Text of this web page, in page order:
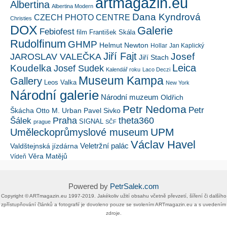
Albertina Albertina Modern
Christies CZECH PHOTO CENTRE Dana Kyndrová
DOX Febiofest film František Skála Galerie
Rudolfinum GHMP Helmut Newton Hollar Jan Kaplický
JAROSLAV VALEČKA Jiří Fajt Jiří Stach Josef
Koudelka Josef Sudek Kalendář roku Laco Deczi Leica
Gallery Leos Valka Museum Kampa New York
Národní galerie Národní muzeum Oldřich
Škácha Otto M. Urban Pavel Sivko Petr Nedoma Petr
Šálek prague Praha SIGNAL SČF theta360
Uměleckoprůmyslové museum UPM
Valdštejnská jízdárna Veletržní palác Václav Havel
Vídeň Věra Matějů
Powered by PetrSalek.com
Copyright ©​ ​​ARTmagazin.eu ​1997-2019​.​ Jakékoliv užití obsahu včetně převzetí, šíření či dalšího
zpřístupňování článků a fotografií je dovoleno pouze se svolením ​ARTmagazin.eu​ ​a s uvedením
zdroje.